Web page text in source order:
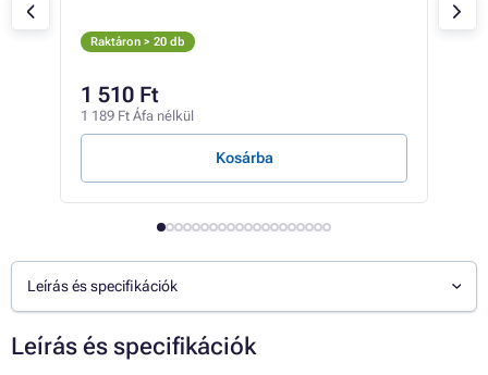
Raktáron > 20 db
1 510 Ft
1 189 Ft Áfa nélkül
Kosárba
Leírás és specifikációk
Leírás és specifikációk